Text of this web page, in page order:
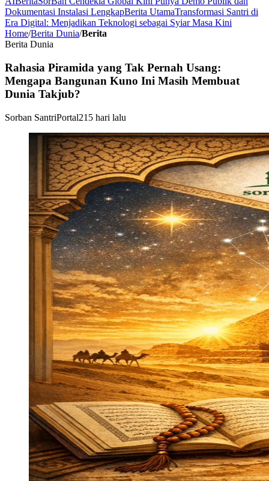
Dokumentasi Instalasi LengkapBerita UtamaTransformasi Santri di
Era Digital: Menjadikan Teknologi sebagai Syiar Masa Kini
Home/Berita Dunia/Berita
Berita Dunia
Rahasia Piramida yang Tak Pernah Usang:
Mengapa Bangunan Kuno Ini Masih Membuat
Dunia Takjub?
Sorban SantriPortal215 hari lalu